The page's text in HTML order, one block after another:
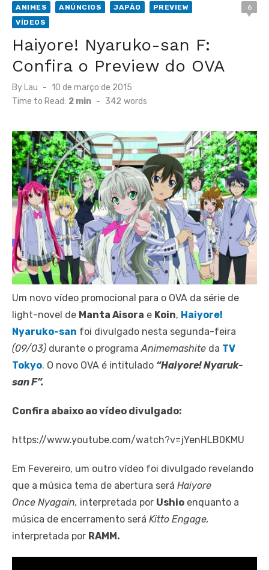
ANIMES ANÚNCIOS JAPÃO
PREVIEW
VÍDEOS
6
Haiyore! Nyaruko-san F:
Confira o Preview do OVA
By Lau
Posted
on
10 de março de 2015
Time to Read: 2 min - 342 words
Um novo vídeo promocional para o OVA da série de
light-novel de Manta Aisora e Koin, Haiyore!
Nyaruko-san foi divulgado nesta segunda-feira
(09/03) durante o programa Animemashite da TV
Tokyo. O novo OVA é intitulado “Haiyore! Nyaruk-
san F”.
Confira abaixo ao vídeo divulgado:
https://www.youtube.com/watch?v=jYenHLB0KMU
Em Fevereiro, um outro vídeo foi divulgado revelando
que a música tema de abertura será Haiyore
Once Nyagain, interpretada por Ushio enquanto a
música de encerramento será Kitto Engage,
interpretada por RAMM.